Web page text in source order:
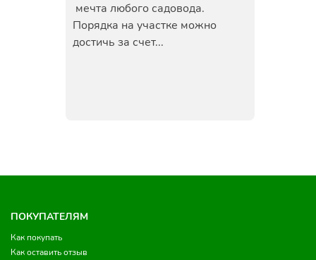
мечта любого садовода.
Порядка на участке можно
достичь за счет...
ПОКУПАТЕЛЯМ
Как покупать
Как оставить отзыв